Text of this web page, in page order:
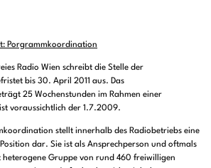
Porgrammkoordination
Radio Wien schreibt die Stelle der
bis 30. April 2011 aus. Das
25 Wochenstunden im Rahmen einer
voraussichtlich der 1.7.2009.
stellt innerhalb des Radiobetriebs eine
dar. Sie ist als Ansprechperson und oftmals
Gruppe von rund 460 freiwilligen